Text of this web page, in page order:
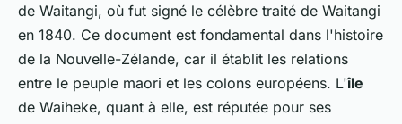
de Waitangi, où fut signé le célèbre traité de Waitangi
en 1840. Ce document est fondamental dans l'histoire
de la Nouvelle-Zélande, car il établit les relations
entre le peuple maori et les colons européens. L'île
de Waiheke, quant à elle, est réputée pour ses